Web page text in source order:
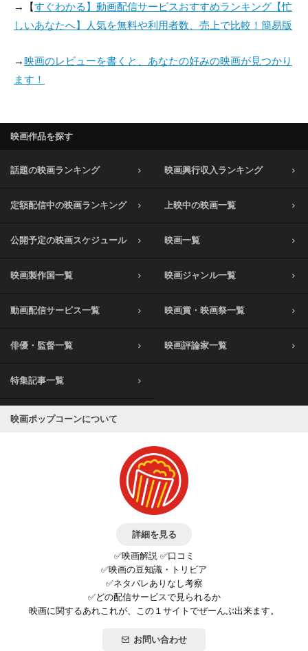
→【すぐわかる】動画配信サービスおすすめランキング【忙
しいあなたへ】人気を無料や利用者数、売上で比較！簡易版
→映画のレビューを書くと、あなたの好みの映画が見つかり
ます！
映画作品を探す
話題の映画ランキング 映画興行収入ランキング
定額配信中の映画ランキング 上映中の映画一覧
公開予定の映画スケジュール 映画一覧
映画製作国一覧 映画ジャンル一覧
動画配信サービス一覧 映画賞・映画祭一覧
俳優・監督一覧 映画評論家一覧
特集記事一覧
映画ポップコーンについて
詳細を見る
✅映画解説 ✅口コミ
✅映画の豆知識・トリビア
✅ネタバレありなし考察
✅どの配信サービスで見られるか
映画に関するあれこれが、この１サイトでぜーんぶ出来ます。
お問い合わせ